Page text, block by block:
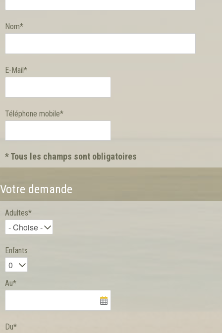
Nom*
E-Mail*
Téléphone mobile*
* Tous les champs sont obligatoires
Votre demande
Adultes*
Enfants
Au*
Du*